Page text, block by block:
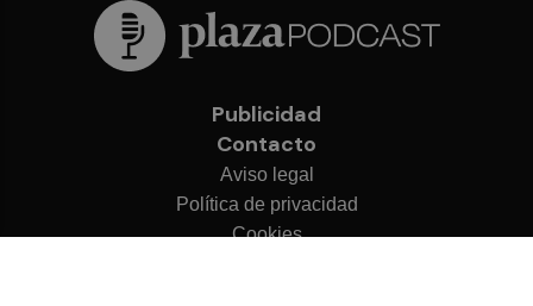
Publicidad
Contacto
Aviso legal
Política de privacidad
Cookies